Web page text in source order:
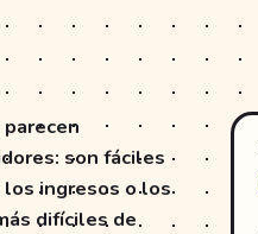
son fáciles
los ingresos o los
difíciles de